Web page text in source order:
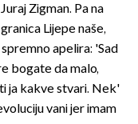
Zigman. Pa na
Lijepe naše,
apelira: 'Sad
bogate da malo,
ja kakve stvari. Nek'
vani jer imam